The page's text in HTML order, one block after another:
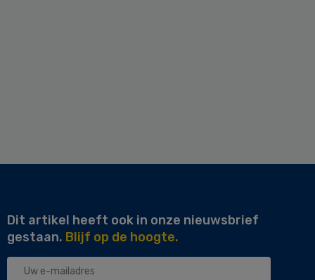
Dit artikel heeft ook in onze nieuwsbrief
gestaan. Blijf op de hoogte.
Uw